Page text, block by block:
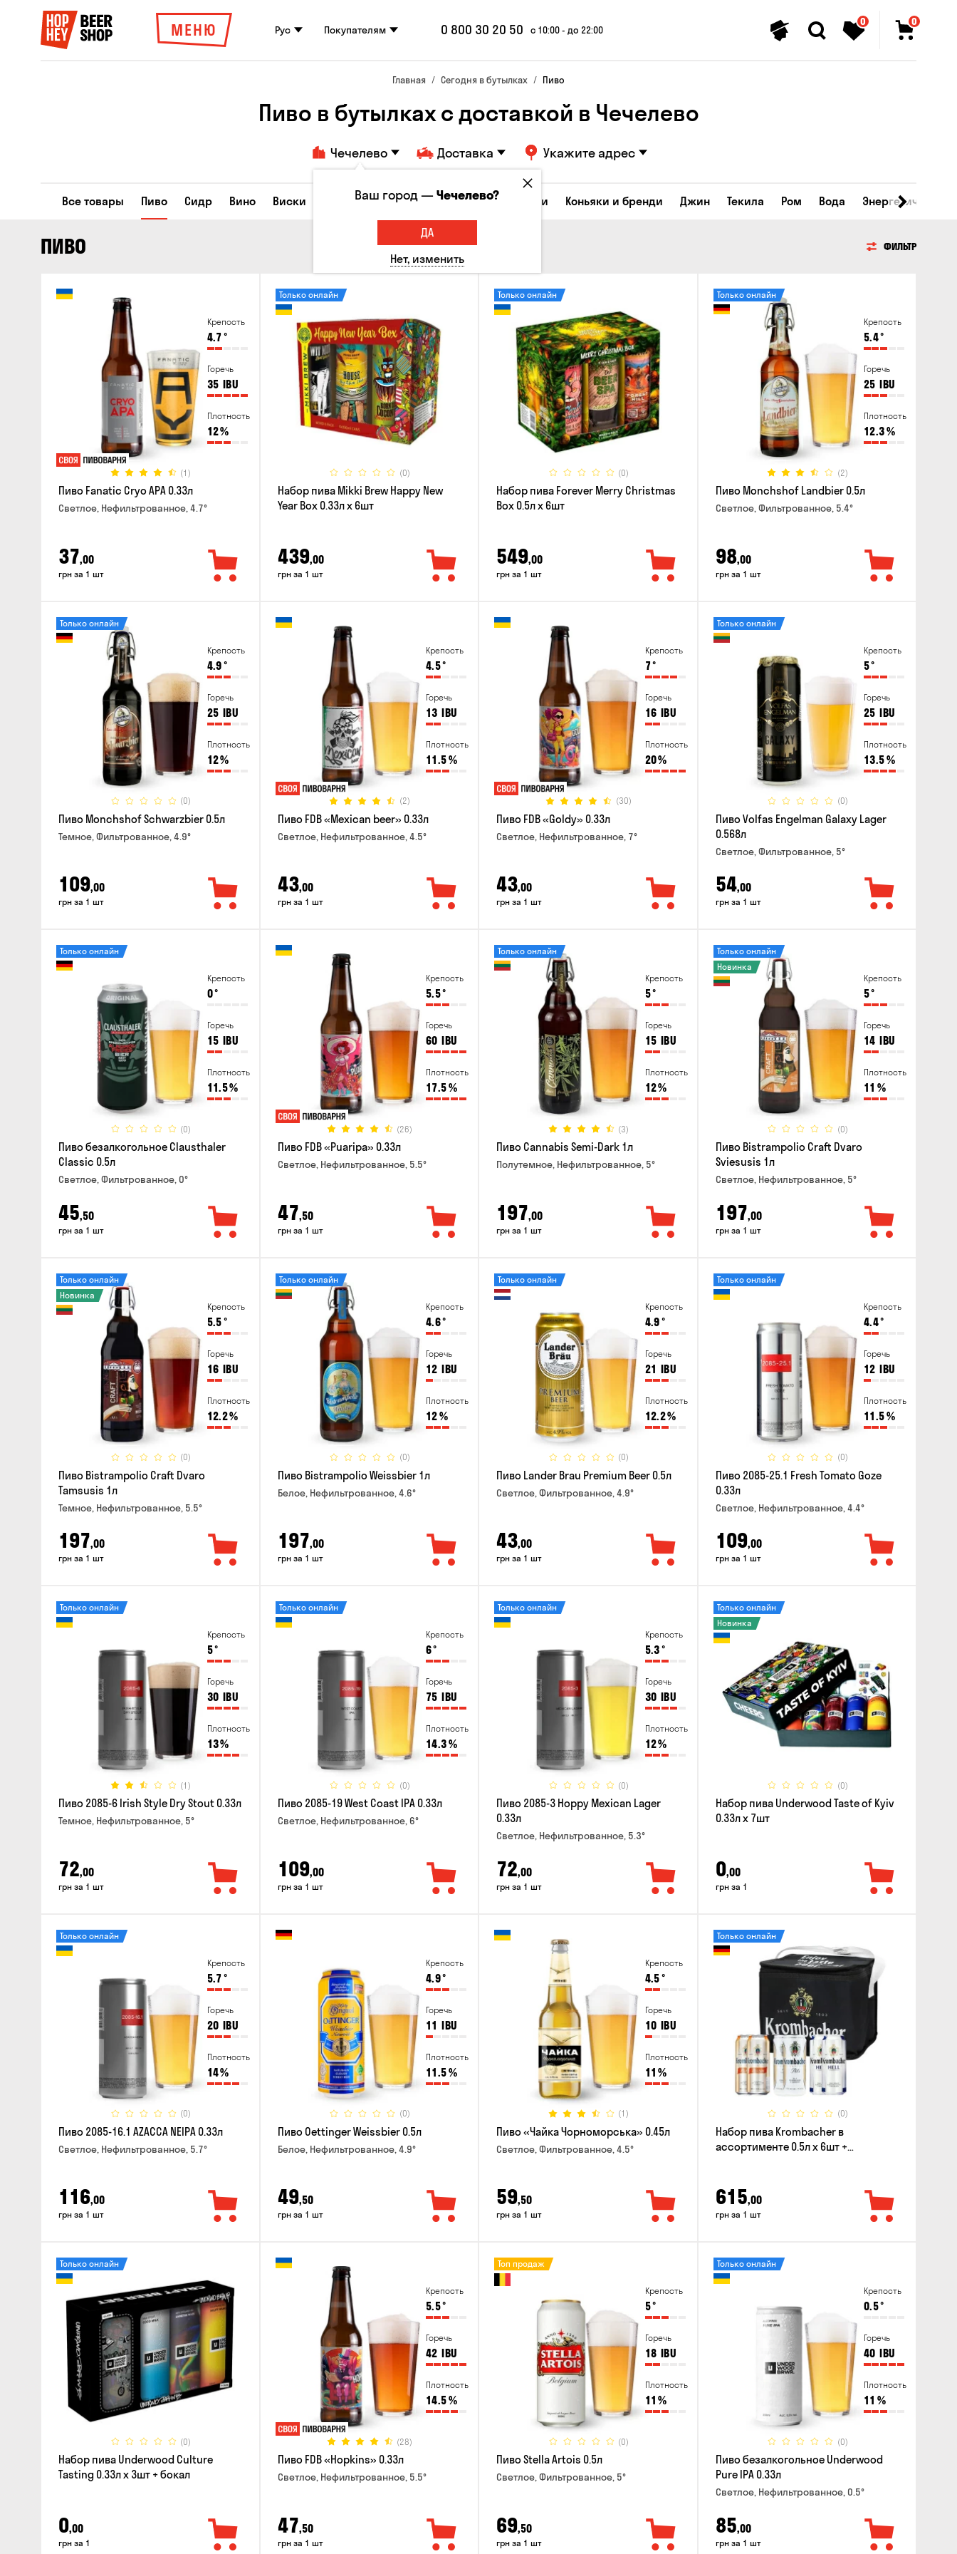
МЕНЮ Рус Покупателям 0 800 30 20 50 с 10:00 - до 22:00
0 0
Главная Сегодня в бутылках Пиво
Пиво в бутылках с доставкой в Чечелево
Чечелево Доставка Укажите адрес
Все товары Пиво Сидр Вино Виски Коктейли Соджу Ликеры и настойки Коньяки и бренди Джин Текила Ром Вода Энергетические
ПИВО ФИЛЬТР
Крепость
4.7°
Горечь
35 IBU
Плотность
12%
(1)
Пиво Fanatic Cryo APA 0.33л
Светлое, Нефильтрованное, 4.7°
37,00
грн за 1 шт
(0)
Только онлайн
Набор пива Mikki Brew Happy New
Year Box 0.33л x 6шт
439,00
грн за 1 шт
(0)
Только онлайн
Набор пива Forever Merry Christmas
Box 0.5л x 6шт
549,00
грн за 1 шт
Крепость
5.4°
Горечь
25 IBU
Плотность
12.3%
(2)
Только онлайн
Пиво Monchshof Landbier 0.5л
Светлое, Фильтрованное, 5.4°
98,00
грн за 1 шт
Крепость
4.9°
Горечь
25 IBU
Плотность
12%
(0)
Только онлайн
Пиво Monchshof Schwarzbier 0.5л
Темное, Фильтрованное, 4.9°
109,00
грн за 1 шт
Крепость
4.5°
Горечь
13 IBU
Плотность
11.5%
(2)
Пиво FDB «Mexican beer» 0.33л
Светлое, Нефильтрованное, 4.5°
43,00
грн за 1 шт
Крепость
7°
Горечь
16 IBU
Плотность
20%
(30)
Пиво FDB «Goldy» 0.33л
Светлое, Нефильтрованное, 7°
43,00
грн за 1 шт
Крепость
5°
Горечь
25 IBU
Плотность
13.5%
(0)
Только онлайн
Пиво Volfas Engelman Galaxy Lager
0.568л
Светлое, Фильтрованное, 5°
54,00
грн за 1 шт
Крепость
0°
Горечь
15 IBU
Плотность
11.5%
(0)
Только онлайн
Пиво безалкогольное Clausthaler
Classic 0.5л
Светлое, Фильтрованное, 0°
45,50
грн за 1 шт
Крепость
5.5°
Горечь
60 IBU
Плотность
17.5%
(26)
Пиво FDB «Puaripa» 0.33л
Светлое, Нефильтрованное, 5.5°
47,50
грн за 1 шт
Крепость
5°
Горечь
15 IBU
Плотность
12%
(3)
Только онлайн
Пиво Cannabis Semi-Dark 1л
Полутемное, Нефильтрованное, 5°
197,00
грн за 1 шт
Крепость
5°
Горечь
14 IBU
Плотность
11 %
(0)
Только онлайн
Новинка
Пиво Bistrampolio Craft Dvaro
Sviesusis 1л
Светлое, Нефильтрованное, 5°
197,00
грн за 1 шт
Крепость
5.5°
Горечь
16 IBU
Плотность
12.2%
(0)
Только онлайн
Новинка
Пиво Bistrampolio Craft Dvaro
Tamsusis 1л
Темное, Нефильтрованное, 5.5°
197,00
грн за 1 шт
Крепость
4.6°
Горечь
12 IBU
Плотность
12%
(0)
Только онлайн
Пиво Bistrampolio Weissbier 1л
Белое, Нефильтрованное, 4.6°
197,00
грн за 1 шт
Крепость
4.9°
Горечь
21 IBU
Плотность
12.2%
(0)
Только онлайн
Пиво Lander Brau Premium Beer 0.5л
Светлое, Фильтрованное, 4.9°
43,00
грн за 1 шт
Крепость
4.4°
Горечь
12 IBU
Плотность
11.5%
(0)
Только онлайн
Пиво 2085-25.1 Fresh Tomato Goze
0.33л
Светлое, Нефильтрованное, 4.4°
109,00
грн за 1 шт
Крепость
5°
Горечь
30 IBU
Плотность
13%
(1)
Только онлайн
Пиво 2085-6 Irish Style Dry Stout 0.33л
Темное, Нефильтрованное, 5°
72,00
грн за 1 шт
Крепость
6°
Горечь
75 IBU
Плотность
14.3%
(0)
Только онлайн
Пиво 2085-19 West Coast IPA 0.33л
Светлое, Нефильтрованное, 6°
109,00
грн за 1 шт
Крепость
5.3°
Горечь
30 IBU
Плотность
12%
(0)
Только онлайн
Пиво 2085-3 Hoppy Mexican Lager
0.33л
Светлое, Нефильтрованное, 5.3°
72,00
грн за 1 шт
(0)
Только онлайн
Новинка
Набор пива Underwood Taste of Kyiv
0.33л x 7шт
0,00
грн за 1
Крепость
5.7°
Горечь
20 IBU
Плотность
14%
(0)
Только онлайн
Пиво 2085-16.1 AZACCA NEIPA 0.33л
Светлое, Нефильтрованное, 5.7°
116,00
грн за 1 шт
Крепость
4.9°
Горечь
11 IBU
Плотность
11.5%
(0)
Пиво Oettinger Weissbier 0.5л
Белое, Нефильтрованное, 4.9°
49,50
грн за 1 шт
Крепость
4.5°
Горечь
10 IBU
Плотность
11 %
(1)
Пиво «Чайка Чорноморська» 0.45л
Светлое, Фильтрованное, 4.5°
59,50
грн за 1 шт
(0)
Только онлайн
Набор пива Krombacher в
ассортименте 0.5л х 6шт +
615,00
грн за 1 шт
(0)
Только онлайн
Набор пива Underwood Culture
Tasting 0.33л x 3шт + бокал
0,00
грн за 1
Крепость
5.5°
Горечь
42 IBU
Плотность
14.5%
(28)
Пиво FDB «Hopkins» 0.33л
Светлое, Нефильтрованное, 5.5°
47,50
грн за 1 шт
Крепость
5°
Горечь
18 IBU
Плотность
11 %
(0)
Топ продаж
Пиво Stella Artois 0.5л
Светлое, Фильтрованное, 5°
69,50
грн за 1 шт
Крепость
0.5°
Горечь
40 IBU
Плотность
11 %
(0)
Только онлайн
Пиво безалкогольное Underwood
Pure IPA 0.33л
Светлое, Нефильтрованное, 0.5°
85,00
грн за 1 шт
Ваш город —Чечелево?
ДА
Нет, изменить